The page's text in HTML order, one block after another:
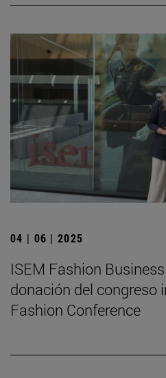
04 | 06 | 2025
ISEM Fashion
donación del congreso
Fashion Conference